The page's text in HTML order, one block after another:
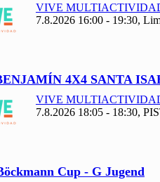
VIVE
7.8.2026 16:00 - 19:30,
4X4 SANTA
VIVE
7.8.2026 18:05 - 18:30,
Cup - G Jugend